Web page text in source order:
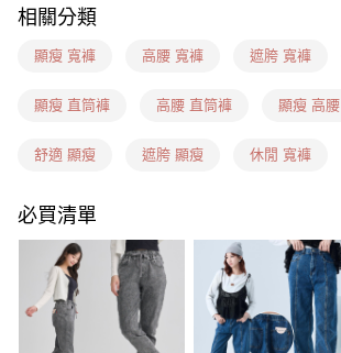
7-11(貨到付款)
每筆NT$60，滿NT$1,599(含以上)免運費
7-11隔日到貨(信用卡、多元支付)
新竹物流(信用卡、多元支付)
每筆NT$100，滿NT$1,899(含以上)免運費
宅配(貨到付款)
每筆NT$100，滿NT$1,899(含以上)免運費
相關分類
顯瘦 寬褲 高腰 寬褲 遮胯 寬褲
顯瘦 直筒褲 高腰 直筒褲 顯瘦 高腰
舒適 顯瘦 遮胯 顯瘦 休閒 寬褲
必買清單